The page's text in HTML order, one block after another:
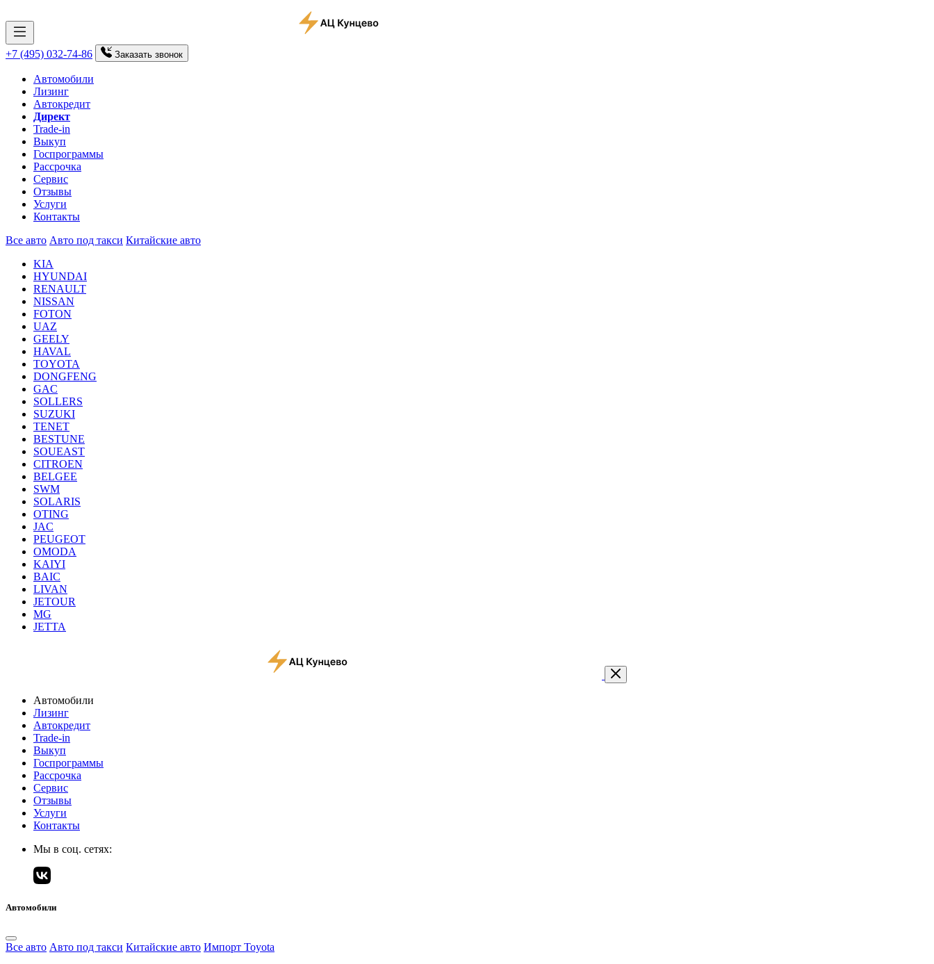
+7 (495) 032-74-86 Заказать звонок
Автомобили
Лизинг
Автокредит
Директ
Trade-in
Выкуп
Госпрограммы
Рассрочка
Сервис
Отзывы
Услуги
Контакты
Все авто Авто под такси Китайские авто
KIA
HYUNDAI
RENAULT
NISSAN
FOTON
UAZ
GEELY
HAVAL
TOYOTA
DONGFENG
GAC
SOLLERS
SUZUKI
TENET
BESTUNE
SOUEAST
CITROEN
BELGEE
SWM
SOLARIS
OTING
JAC
PEUGEOT
OMODA
KAIYI
BAIC
LIVAN
JETOUR
MG
JETTA
Автомобили
Лизинг
Автокредит
Trade-in
Выкуп
Госпрограммы
Рассрочка
Сервис
Отзывы
Услуги
Контакты
Мы в соц. сетях:
Автомобили
Все авто Авто под такси Китайские авто Импорт Toyota